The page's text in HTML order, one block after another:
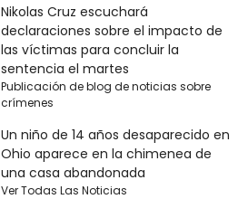
Nikolas Cruz escuchará
declaraciones sobre el impacto de
las víctimas para concluir la
sentencia el martes
Publicación de blog de noticias sobre
crímenes
Un niño de 14 años desaparecido en
Ohio aparece en la chimenea de
una casa abandonada
Ver Todas Las Noticias